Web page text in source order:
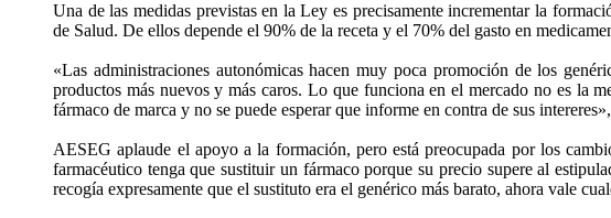
Una de las medidas previstas en la Ley es precisamente incrementar la
de Salud. De ellos depende el 90% de la receta y el 70% del gasto en
«Las administraciones autonómicas hacen muy poca promoción de los
productos más nuevos y más caros. Lo que funciona en el mercado no es la
fármaco de marca y no se puede esperar que informe en contra de sus
AESEG aplaude el apoyo a la formación, pero está preocupada por los
farmacéutico tenga que sustituir un fármaco porque su precio supere al
recogía expresamente que el sustituto era el genérico más barato, ahora vale